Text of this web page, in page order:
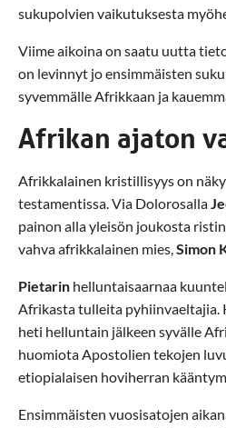
sukupolvien vaikutuksesta
Viime aikoina on saatu uutta
on levinnyt jo ensimmäisten
syvemmälle Afrikkaan ja
Afrikan ajaton
Afrikkalainen kristillisyys on
testamentissa. Via Dolorosalla
painon alla yleisön joukosta
vahva afrikkalainen mies, Simon
Pietarin helluntaisaarnaa
Afrikasta tulleita pyhiinvaeltajia.
heti helluntain jälkeen syvälle
huomiota Apostolien tekojen
etiopialaisen hoviherran
Ensimmäisten vuosisatojen